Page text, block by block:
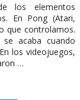
los elementos
En Pong (Atari,
que controlamos.
acaba cuando
los videojuegos,
…